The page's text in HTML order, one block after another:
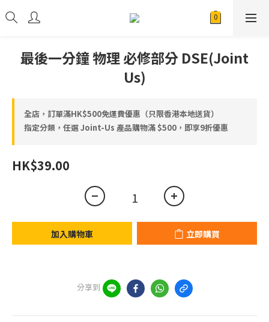
最後一分鐘 物理 必修部分 DSE(Joint
Us)
全店，訂單滿HK$500免運費優惠（只限香港本地送貨）
指定分類，任選 Joint-Us 產品⁠⁠購物滿 $500，即享9折優惠
HK$39.00
加入購物車 立即購買
分享到